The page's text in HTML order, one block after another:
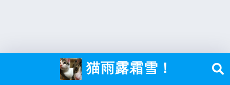
猫雨露霜雪！